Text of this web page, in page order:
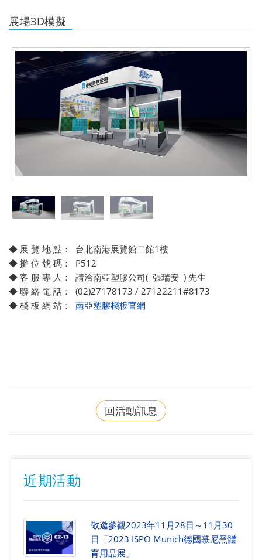
展場3D模擬
◆ 展 覽 地 點： 台北南港展覽館二館1樓
◆ 攤 位 號 碼： P512
◆ 客 服 專 人： 請洽南亞塑膠公司( 張瑞安 ) 先生
◆ 聯 絡 電 話： (02)27178173 / 27122211#8173
◆ 棧 板 網 站： 南亞塑膠棧板官網
回活動訊息
近期活動
敬邀參觀2023年11月28日～11月30
日「2023 ISPO Munich德國慕尼黑體
育用品展」